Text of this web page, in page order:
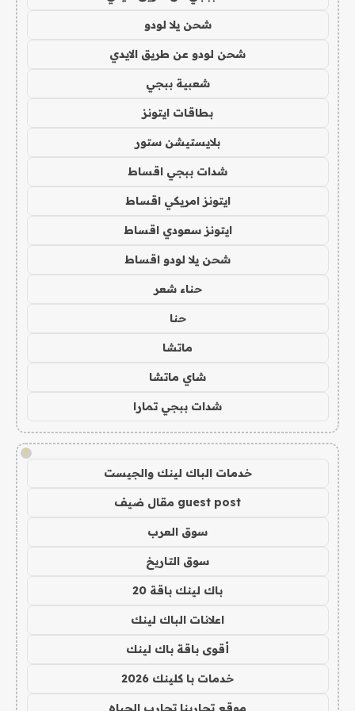
شحن يلا لودو
شحن لودو عن طريق الايدي
شعبية ببجي
بطاقات ايتونز
بلايستيشن ستور
شدات ببجي اقساط
ايتونز امريكي اقساط
ايتونز سعودي اقساط
شحن يلا لودو اقساط
حناء شعر
حنا
ماتشا
شاي ماتشا
شدات ببجي تمارا
!
خدمات الباك لينك والجيست
guest post مقال ضيف
سوق العرب
سوق التاريخ
باك لينك باقة 20
اعلانات الباك لينك
أقوى باقة باك لينك
خدمات با كلينك 2026
موقع تجاربنا تجارب الحياه